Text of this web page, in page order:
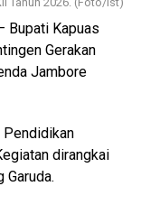
0
Bupati Kapuas
Gerakan
Jambore
Pendidikan
dirangkai
Garuda.